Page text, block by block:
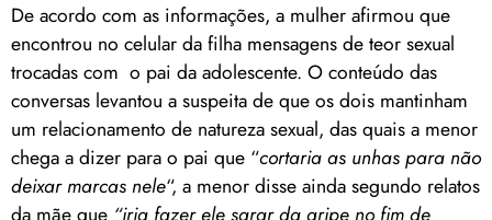
De acordo com as informações, a mulher afirmou que
encontrou no celular da filha mensagens de teor sexual
trocadas com o pai da adolescente. O conteúdo das
conversas levantou a suspeita de que os dois mantinham
um relacionamento de natureza sexual, das quais a menor
chega a dizer para o pai que “cortaria as unhas para não
deixar marcas nele“, a menor disse ainda segundo relatos